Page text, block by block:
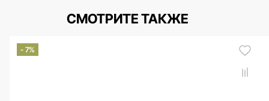
СМОТРИТЕ ТАКЖЕ
- 7%